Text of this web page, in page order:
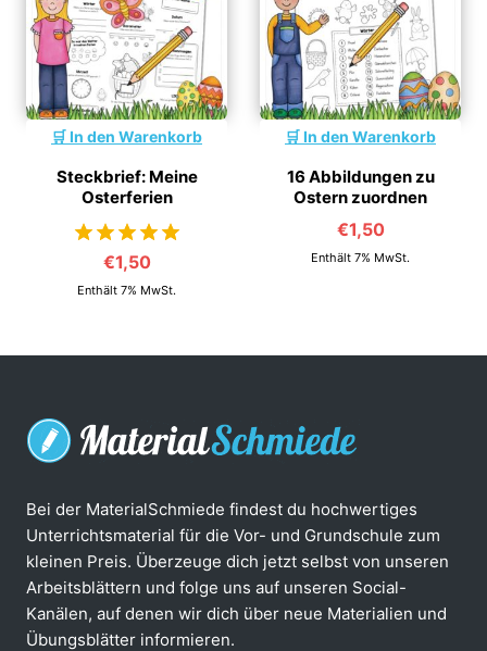
In den Warenkorb
Steckbrief: Meine
Osterferien
von 5
€1,50
Enthält 7% MwSt.
In den Warenkorb
16 Abbildungen zu
Ostern zuordnen
€1,50
Enthält 7% MwSt.
Bei der MaterialSchmiede findest du hochwertiges
Unterrichtsmaterial für die Vor- und Grundschule zum
kleinen Preis. Überzeuge dich jetzt selbst von unseren
Arbeitsblättern und folge uns auf unseren Social-
Kanälen, auf denen wir dich über neue Materialien und
Übungsblätter informieren.